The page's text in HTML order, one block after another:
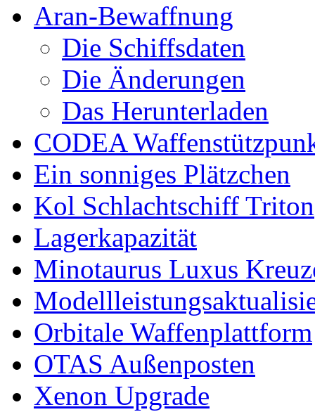
Aran-Bewaffnung
Die Schiffsdaten
Die Änderungen
Das Herunterladen
CODEA
Ein sonniges Plätzchen
Kol Schlachtschiff Triton
Lagerkapazität
Minotaurus Luxus
Orbitale Waffenplattform
OTAS Außenposten
Xenon Upgrade